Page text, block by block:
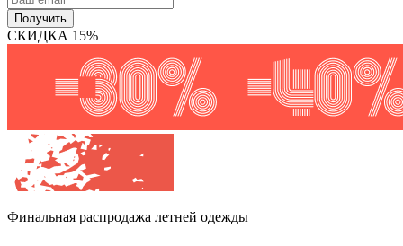
Получить
СКИДКА 15%
Финальная распродажа летней одежды